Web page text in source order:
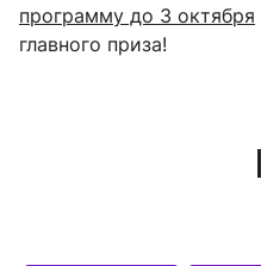
программу до 3 октября
главного приза!